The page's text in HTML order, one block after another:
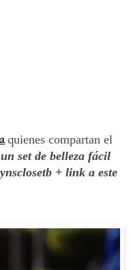
quienes compartan el
set de belleza fácil
+ link a este